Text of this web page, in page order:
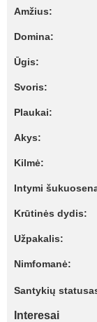
Amžius:
Domina:
Ūgis:
Svoris:
Plaukai:
Akys:
Kilmė:
Intymi
Krūtinės dydis:
Užpakalis:
Nimfomanė:
Santykių
Interesai